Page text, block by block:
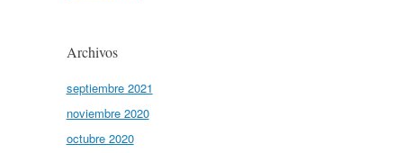
Archivos
septiembre 2021
noviembre 2020
octubre 2020